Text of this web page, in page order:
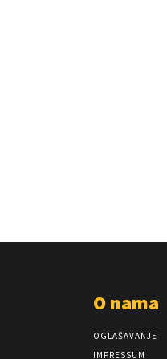
O nama
OGLAŠAVANJE
IMPRESSUM